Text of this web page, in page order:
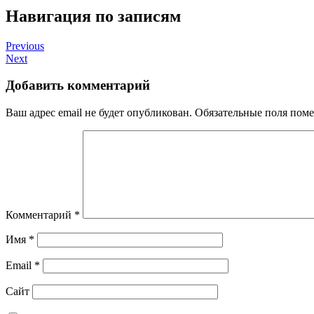
Навигация по записям
Previous
Next
Добавить комментарий
Ваш адрес email не будет опубликован. Обязательные поля
Комментарий *
Имя *
Email *
Сайт